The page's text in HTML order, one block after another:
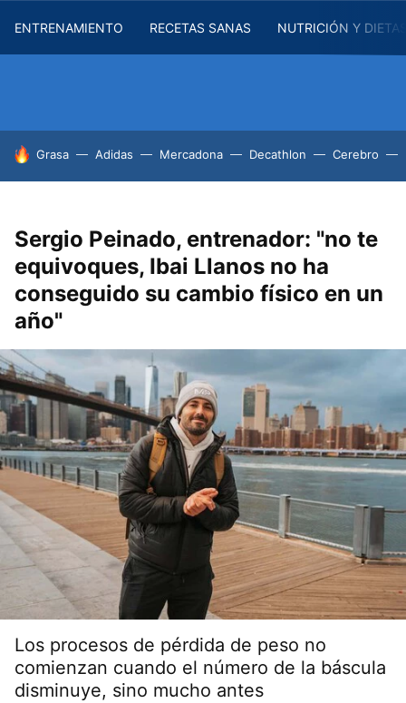
ENTRENAMIENTO RECETAS SANAS NUTRICIÓN Y
HOY SE HABLA DE
Grasa Adidas Mercadona Decathlon Cerebro
Sergio Peinado, entrenador: "no te
equivoques, Ibai Llanos no ha
conseguido su cambio físico en un
año"
Los procesos de pérdida de peso no
comienzan cuando el número de la báscula
disminuye, sino mucho antes